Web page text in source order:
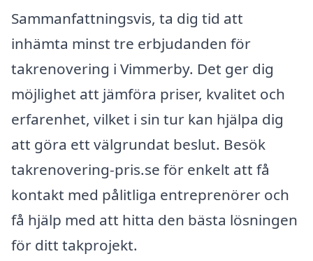
Sammanfattningsvis, ta dig tid att
inhämta minst tre erbjudanden för
takrenovering i Vimmerby. Det ger dig
möjlighet att jämföra priser, kvalitet och
erfarenhet, vilket i sin tur kan hjälpa dig
att göra ett välgrundat beslut. Besök
takrenovering-pris.se för enkelt att få
kontakt med pålitliga entreprenörer och
få hjälp med att hitta den bästa lösningen
för ditt takprojekt.